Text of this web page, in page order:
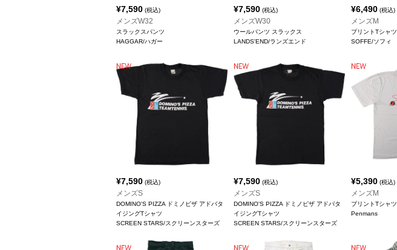
¥7,590 (税込)
メンズW32
スラックスパンツ
HAGGAR/ハガー
¥7,590 (税込)
メンズW30
ウールパンツ スラックス
LANDS'END/ランズエンド
¥6,490 (税込)
メンズM
プリントTシャツ
SOFFE/ソフィ
¥7,590 (税込)
メンズS
DOMINO'S PIZZA ドミノピザ アドバタ
イジングTシャツ
SCREEN STARS/スクリーンスターズ
¥7,590 (税込)
メンズS
DOMINO'S PIZZA ドミノピザ アドバタ
イジングTシャツ
SCREEN STARS/スクリーンスターズ
¥5,390 (税込)
メンズM
プリントTシャツ
Penmans